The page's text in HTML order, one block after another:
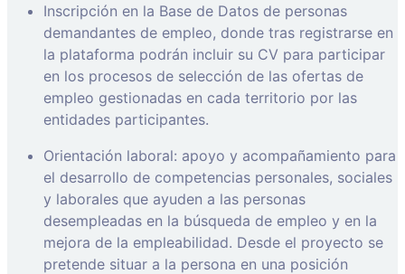
Inscripción en la Base de Datos de personas
demandantes de empleo, donde tras registrarse en
la plataforma podrán incluir su CV para participar
en los procesos de selección de las ofertas de
empleo gestionadas en cada territorio por las
entidades participantes.
Orientación laboral: apoyo y acompañamiento para
el desarrollo de competencias personales, sociales
y laborales que ayuden a las personas
desempleadas en la búsqueda de empleo y en la
mejora de la empleabilidad. Desde el proyecto se
pretende situar a la persona en una posición